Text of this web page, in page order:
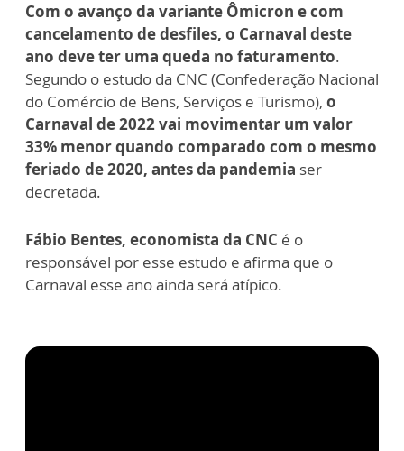
Com o avanço da variante Ômicron e com
cancelamento de desfiles, o Carnaval deste
ano deve ter uma queda no faturamento.
Segundo o estudo da CNC (Confederação Nacional
do Comércio de Bens, Serviços e Turismo), o
Carnaval de 2022 vai movimentar um valor
33% menor quando comparado com o mesmo
feriado de 2020, antes da pandemia ser
decretada.
Fábio Bentes, economista da CNC é o
responsável por esse estudo e afirma que o
Carnaval esse ano ainda será atípico.